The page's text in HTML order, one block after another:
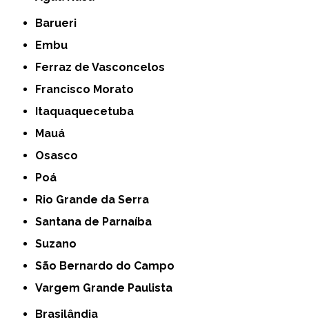
Barueri
Embu
Ferraz de Vasconcelos
Francisco Morato
Itaquaquecetuba
Mauá
Osasco
Poá
Rio Grande da Serra
Santana de Parnaíba
Suzano
São Bernardo do Campo
Vargem Grande Paulista
Brasilândia